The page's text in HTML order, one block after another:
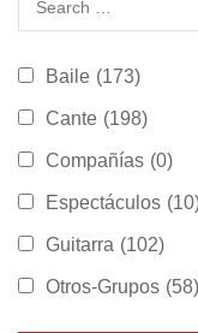
Baile (173)
Cante (198)
Compañías (0)
Espectáculos
Guitarra (102)
Otros-Grupos (58)